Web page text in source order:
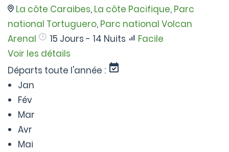
La côte Caraibes, La côte Pacifique, Parc
national Tortuguero, Parc national Volcan
Arenal
15 Jours - 14 Nuits
Facile
Voir les détails
Départs toute l'année :
Jan
Fév
Mar
Avr
Mai